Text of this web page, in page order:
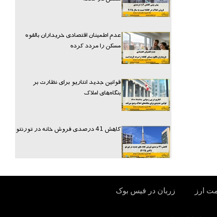
عدم اطمینان اقتصادی خریداران بالقوه
مسکن را مردد کرده
قوانین جدید انتاریو برای نظارت بر
بنگاه‌های املاک
کاهش 41 درصدی فروش خانه در تورنتو
ارز زربان در فیس بوک